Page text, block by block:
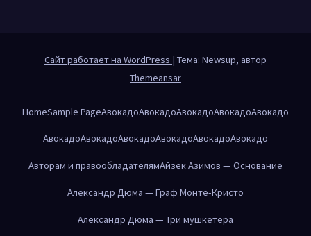
Сайт работает на WordPress | Тема: Newsup, автор
Themeansar
HomeSample PageАвокадоАвокадоАвокадоАвокадоАвокадо
АвокадоАвокадоАвокадоАвокадоАвокадоАвокадо
Авторам и правообладателямАйзек Азимов — Основание
Александр Дюма — Граф Монте-Кристо
Александр Дюма — Три мушкетёра